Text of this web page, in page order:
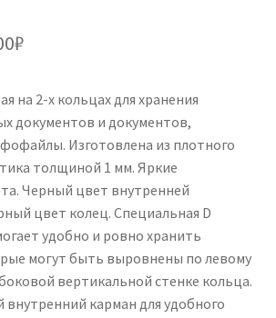
₽Текущая
271,00₽.
на 2-х кольцах для хранения
документов и документов,
Изготовлена из плотного
толщиной 1 мм. Яркие
Черный цвет внутренней
цвет колец. Специальная D
удобно и ровно хранить
могут быть выровнены по левому
вертикальной стенке кольца.
карман для удобного